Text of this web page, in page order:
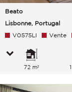
Beato
Lisbonne, Portugal
V0575LI Vente
72 m²